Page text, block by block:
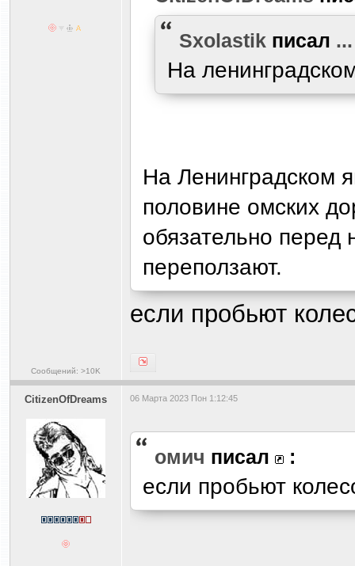
Сообщений: >10K
Sxolastik писал ...
На
На Ленинградском
половине омских
обязательно
переползают.
если пробьют
CitizenOfDreams 06 Марта 2023 Пон 1:12:45
омич писал :
если пробьют